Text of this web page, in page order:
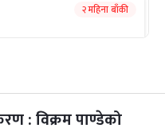
२ महिना बाँकी
२ महिना बाँकी
: विक्रम पाण्डेको